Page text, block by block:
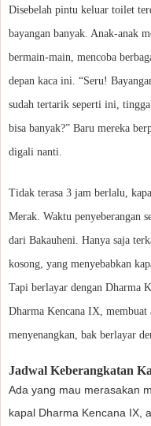
Disebelah pintu keluar toilet
bayangan banyak. Anak-anak
bermain-main, mencoba
depan kaca ini. “Seru!
sudah tertarik seperti ini,
bisa banyak?” Baru mereka
digali nanti.
Tidak terasa 3 jam berlalu,
Merak. Waktu penyeberangan
dari Bakauheni. Hanya saja
kosong, yang menyebabkan
Tapi berlayar dengan Dharma
Dharma Kencana IX,
menyenangkan, bak berlayar
Jadwal Keberangkatan
Ada yang mau merasakan
kapal Dharma Kencana IX,